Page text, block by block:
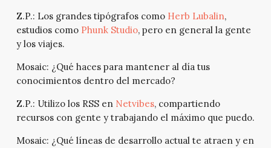
Z.P.: Los grandes tipógrafos como Herb Lubalin,
estudios como Phunk Studio, pero en general la gente
y los viajes.
Mosaic: ¿Qué haces para mantener al día tus
conocimientos dentro del mercado?
Z.P.: Utilizo los RSS en Netvibes, compartiendo
recursos con gente y trabajando el máximo que puedo.
Mosaic: ¿Qué líneas de desarrollo actual te atraen y en